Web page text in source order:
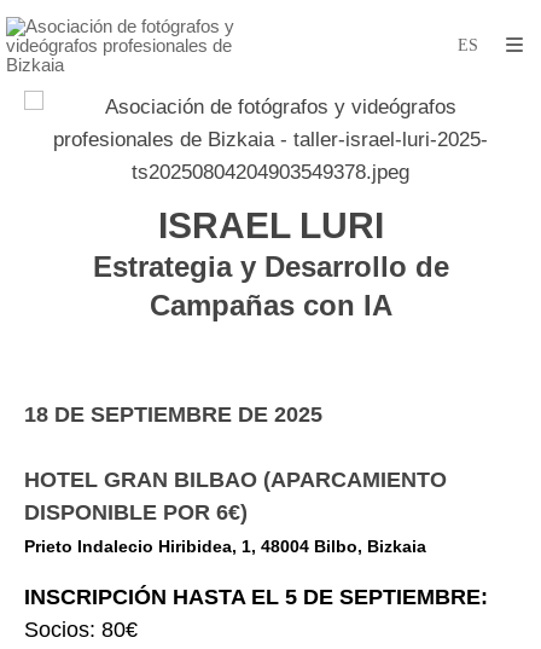
ISRAEL LURI
Estrategia y Desarrollo de
Campañas con IA
18 DE SEPTIEMBRE DE 2025
HOTEL GRAN BILBAO (APARCAMIENTO
DISPONIBLE POR 6€)
Prieto Indalecio Hiribidea, 1, 48004 Bilbo, Bizkaia
INSCRIPCIÓN HASTA EL 5 DE SEPTIEMBRE:
Socios: 80€